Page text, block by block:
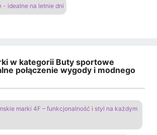
- idealne na letnie dni
w kategorii Buty sportowe
połączenie wygody i modnego
marki 4F – funkcjonalność i styl na każdym